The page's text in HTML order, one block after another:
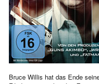
Bruce Willis hat das Ende